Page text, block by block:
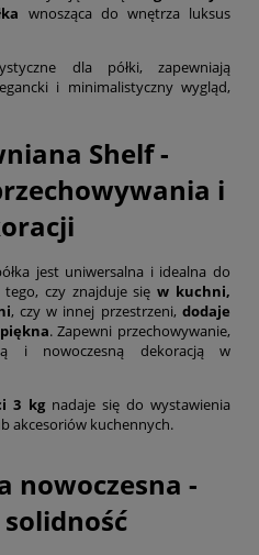
wnosząca do wnętrza luksus
dla półki, zapewniają
i minimalistyczny wygląd,
Shelf -
i
jest uniwersalna i idealna do
tego, czy znajduje sięw kuchni,
, czy w innej przestrzeni,dodaje
. Zapewni przechowywanie,
i nowoczesną dekoracją w
3 kgnadaje się do wystawienia
akcesoriów kuchennych.
nowoczesna -